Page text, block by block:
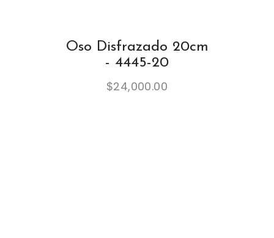
Oso Disfrazado 20cm
- 4445-20
$24,000.00